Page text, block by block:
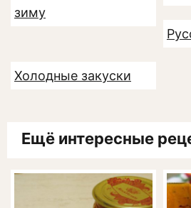
зиму
Холодные закуски
Ещё интересные